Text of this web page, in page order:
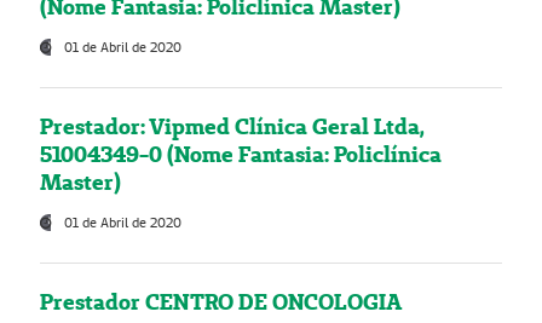
(Nome Fantasia: Policlínica Master)
01 de Abril de 2020
Prestador: Vipmed Clínica Geral Ltda,
51004349-0 (Nome Fantasia: Policlínica
Master)
01 de Abril de 2020
Prestador CENTRO DE ONCOLOGIA